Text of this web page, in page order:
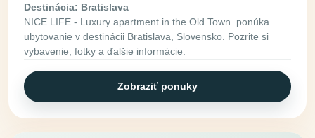
Destinácia: Bratislava
NICE LIFE - Luxury apartment in the Old Town. ponúka
ubytovanie v destinácii Bratislava, Slovensko. Pozrite si
vybavenie, fotky a ďalšie informácie.
Zobraziť ponuky